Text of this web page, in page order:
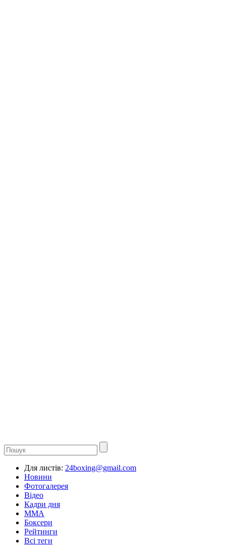
Для листів: 24boxing@gmail.com
Новини
Фотогалерея
Відео
Кадри дня
ММА
Боксери
Рейтинги
Всі теги